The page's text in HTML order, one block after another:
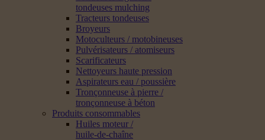
tondeuses mulching
Tracteurs tondeuses
Broyeurs
Motoculteurs / motobineuses
Pulvérisateurs / atomiseurs
Scarificateurs
Nettoyeurs haute pression
Aspirateurs eau / poussière
Tronçonneuse à pierre /
tronçonneuse à béton
Produits consommables
Huiles moteur /
huile-de-chaîne